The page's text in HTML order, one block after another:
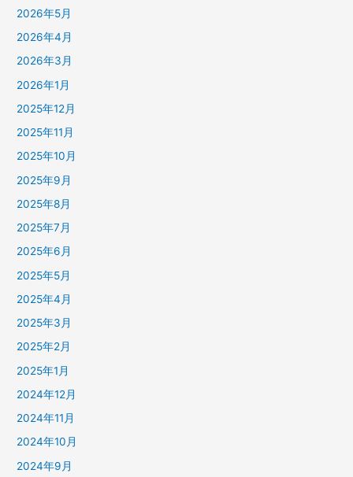
2026年5月
2026年4月
2026年3月
2026年1月
2025年12月
2025年11月
2025年10月
2025年9月
2025年8月
2025年7月
2025年6月
2025年5月
2025年4月
2025年3月
2025年2月
2025年1月
2024年12月
2024年11月
2024年10月
2024年9月